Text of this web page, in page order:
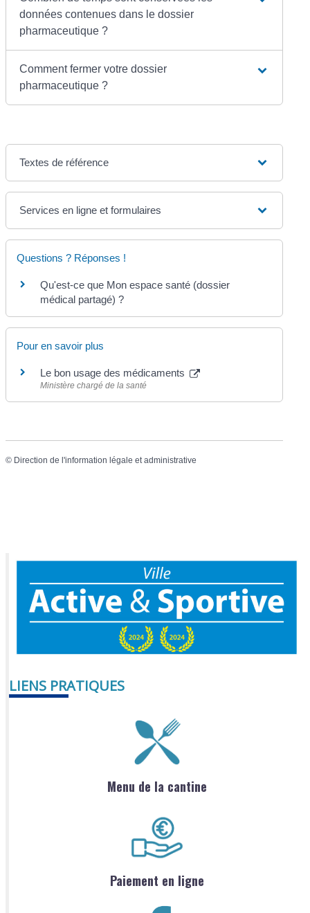
données contenues dans le dossier
pharmaceutique ?
Comment fermer votre dossier
pharmaceutique ?
Textes de référence
Services en ligne et formulaires
Questions ? Réponses !
Qu'est-ce que Mon espace santé (dossier
médical partagé) ?
Pour en savoir plus
Le bon usage des médicaments
Ministère chargé de la santé
© Direction de l'information légale et administrative
LIENS PRATIQUES
Menu de la cantine
Paiement en ligne